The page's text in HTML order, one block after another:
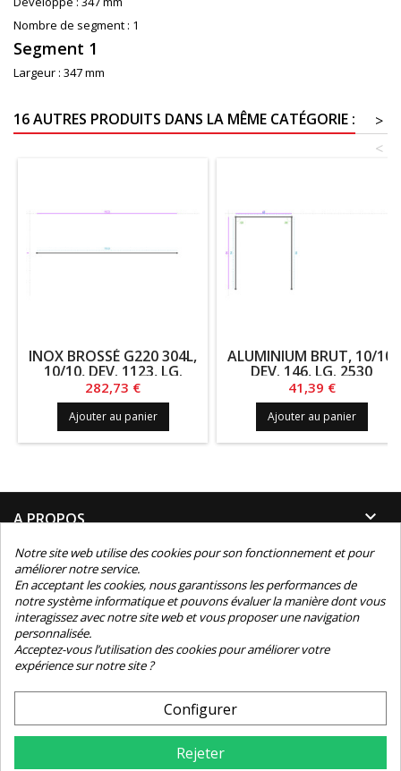
Nombre de segment : 1
Segment 1
Largeur : 347 mm
16 AUTRES PRODUITS DANS LA MÊME CATÉGORIE :
>
<
INOX BROSSÉ G220 304L,
10/10, DEV. 1123, LG.
1810
Prix
282,73 €
Ajouter au panier
ALUMINIUM BRUT, 10/10,
DEV. 146, LG. 2530
Prix
41,39 €
Ajouter au panier
A PROPOS 
INFORMATIONS 
INFORMATIONS TECHNIQUES 
CONTACT
NEWSLETTER
Notre site web utilise des cookies pour son fonctionnement et pour
améliorer notre service.
En acceptant les cookies, nous garantissons les performances de
notre système informatique et pouvons évaluer la manière dont vous
interagissez avec notre site web et vous proposer une navigation
personnalisée.
Acceptez-vous l’utilisation des cookies pour améliorer votre
expérience sur notre site ?
Configurer
Rejeter